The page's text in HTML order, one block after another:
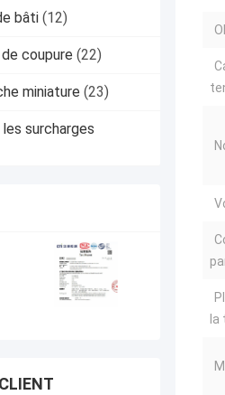
bâti (12)
coupure (22)
miniature (23)
surcharges